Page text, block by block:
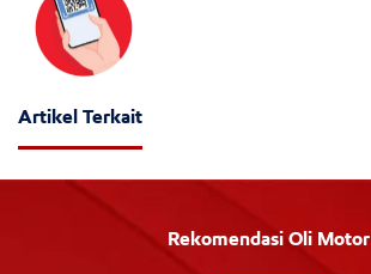
Artikel Terkait
Rekomendasi Oli Motor